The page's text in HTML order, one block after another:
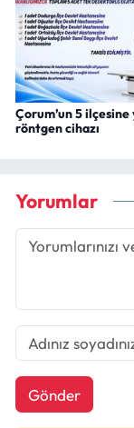
Çorum’un 5
röntgen cihazı
Yorumlar
Gönder